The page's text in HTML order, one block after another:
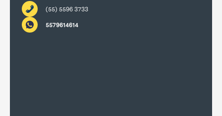
(55) 5596 3733
5579614614